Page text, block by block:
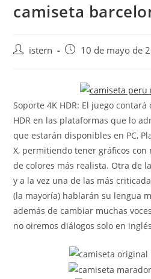
camiseta
Autoristern
Publicación
entrada:
10 de mayo de
Soporte 4K HDR: El juego
HDR en las plataformas que lo
que estarán disponibles en PC,
X, permitiendo tener gráficos
de colores más realista. Otra de
y a la vez una de las más
(la mayoría) hablarán su lengua
además de cambiar muchas
no oiremos diálogos solo en